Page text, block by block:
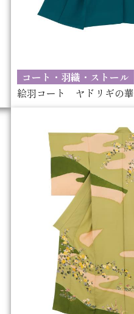
コート・羽織・ストール
絵羽コート ヤドリギの華